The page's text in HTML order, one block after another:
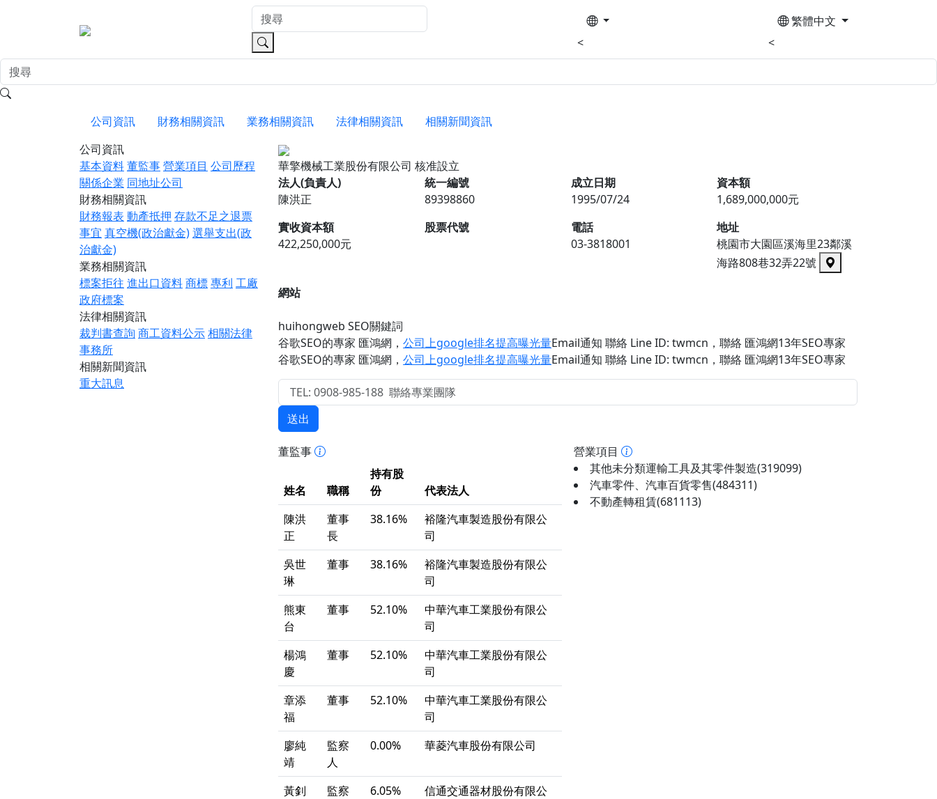
<
繁體中文
<
公司資訊 財務相關資訊 業務相關資訊 法律相關資訊
相關新聞資訊
公司資訊
基本資料董監事營業項目 公司歷程
關係企業 同地址公司
財務相關資訊
財務報表 動產抵押 存款不足之退票
事宜 真空機(政治獻金)選舉支出(政
治獻金)
業務相關資訊
標案拒往 進出口資料商標專利 工廠
政府標案
法律相關資訊
裁判書查詢 商工資料公示相關法律
事務所
相關新聞資訊
重大訊息
華擎機械工業股份有限公司 核准設立
法人(負責人)
陳洪正
統一編號
89398860
成立日期
1995/07/24
資本額
1,689,000,000元
實收資本額
422,250,000元
股票代號
電話
03-3818001
地址
桃園市大園區溪海里23鄰溪
海路808巷32弄22號
網站
huihongweb SEO關鍵詞
谷歌SEO的專家 匯鴻網 ， 公司上google排名提高曝光量Email通知 聯絡 Line ID: twmcn ，聯絡 匯鴻網13年SEO專家
谷歌SEO的專家 匯鴻網 ， 公司上google排名提高曝光量Email通知 聯絡 Line ID: twmcn ，聯絡 匯鴻網13年SEO專家
送出
董監事
姓名 職稱
持有股
份
代表法人
陳洪
正
董事
長
38.16%
裕隆汽車製造股份有限公
司
吳世
琳
董事 38.16%
裕隆汽車製造股份有限公
司
熊東
台
董事 52.10%
中華汽車工業股份有限公
司
楊鴻
慶
董事 52.10%
中華汽車工業股份有限公
司
章添
福
董事 52.10%
中華汽車工業股份有限公
司
廖純
靖
監察
人
0.00% 華菱汽車股份有限公司
黃釗
監察
6.05%
信通交通器材股份有限公
營業項目
其他未分類運輸工具及其零件製造(319099)
汽車零件、汽車百貨零售(484311)
不動產轉租賃(681113)